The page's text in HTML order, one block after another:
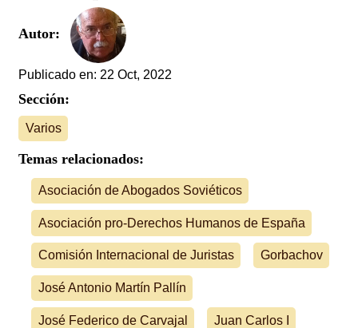
Autor:
Publicado en: 22 Oct, 2022
Sección:
Varios
Temas relacionados:
Asociación de Abogados Soviéticos
Asociación pro-Derechos Humanos de España
Comisión Internacional de Juristas Gorbachov
José Antonio Martín Pallín
José Federico de Carvajal Juan Carlos I